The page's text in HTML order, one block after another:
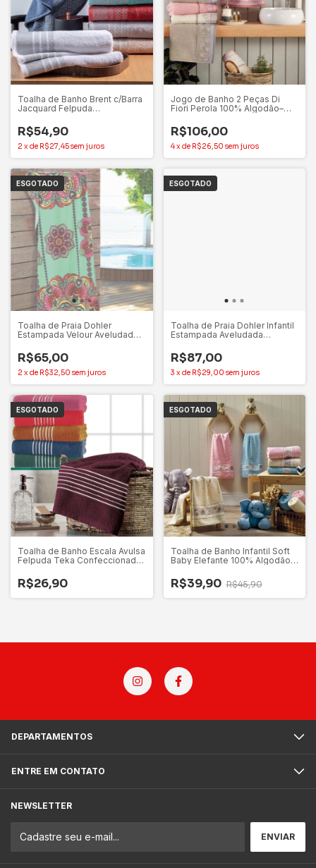
Toalha de Banho Brent c/Barra
Jacquard Felpuda
R$54,90
2 xde R$27,45sem juros
Jogo de Banho 2 Peças Di
Fiori Perola 100% Algodão–
R$106,00
4xde R$26,50 sem juros
ESGOTADO
Toalha de Praia Dohler
Estampada Velour Aveludada
R$65,00
2 x de R$32,50 sem juros
ESGOTADO
Toalha de Praia Dohler Infantil
Estampada Aveludada
R$87,00
3 x de R$29,00 sem juros
ESGOTADO
Toalha de Banho Escala Avulsa
Felpuda Teka Confeccionada
R$26,90
ESGOTADO
Toalha de Banho Infantil Soft
Baby Elefante 100% Algodão -
R$39,90 R$45,90
DEPARTAMENTOS
ENTRE EM CONTATO
NEWSLETTER